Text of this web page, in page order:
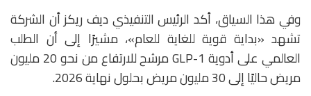
وفي هذا السياق، أكد الرئيس التنفيذي ديف ريكز أن الشركة
تشهد «بداية قوية للغاية للعام»، مشيرًا إلى أن الطلب
العالمي على أدوية GLP-1 مرشح للارتفاع من نحو 20 مليون
مريض حاليًا إلى 30 مليون مريض بحلول نهاية 2026.